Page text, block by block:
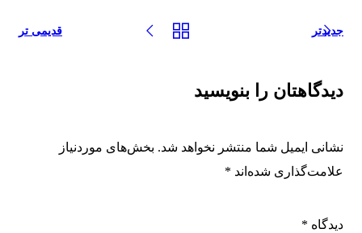
جدیدتر قدیمی تر
دیدگاهتان را بنویسید
نشانی ایمیل شما منتشر نخواهد شد. بخش‌های موردنیاز
علامت‌گذاری شده‌اند *
دیدگاه *